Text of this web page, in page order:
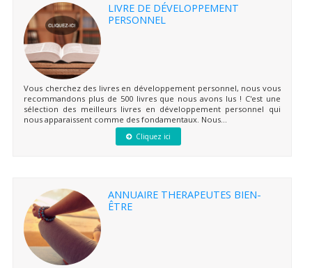
LIVRE DE DÉVELOPPEMENT
PERSONNEL
Vous cherchez des livres en développement personnel, nous vous
recommandons plus de 500 livres que nous avons lus ! C'est une
sélection des meilleurs livres en développement personnel qui
nous apparaissent comme des fondamentaux. Nous...
Cliquez ici
ANNUAIRE THERAPEUTES BIEN-
ÊTRE